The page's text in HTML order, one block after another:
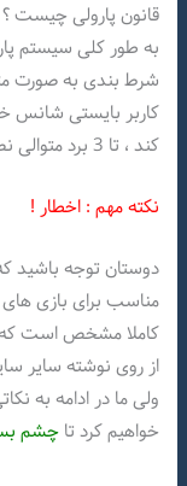
قانون پارولی چیست ؟
به طور کلی سیستم
شرط بندی به صورت
کاربر بایستی شانس
کند ، تا 3 برد متوالی نصیبش شود و با سود زیاد از بازی خارج شود.
نکته مهم : اخطار !
دوستان توجه باشید
مناسب برای بازی های
کاملا مشخص است که
از روی نوشته سایر
ولی ما در ادامه به
خواهیم کرد تاچشم